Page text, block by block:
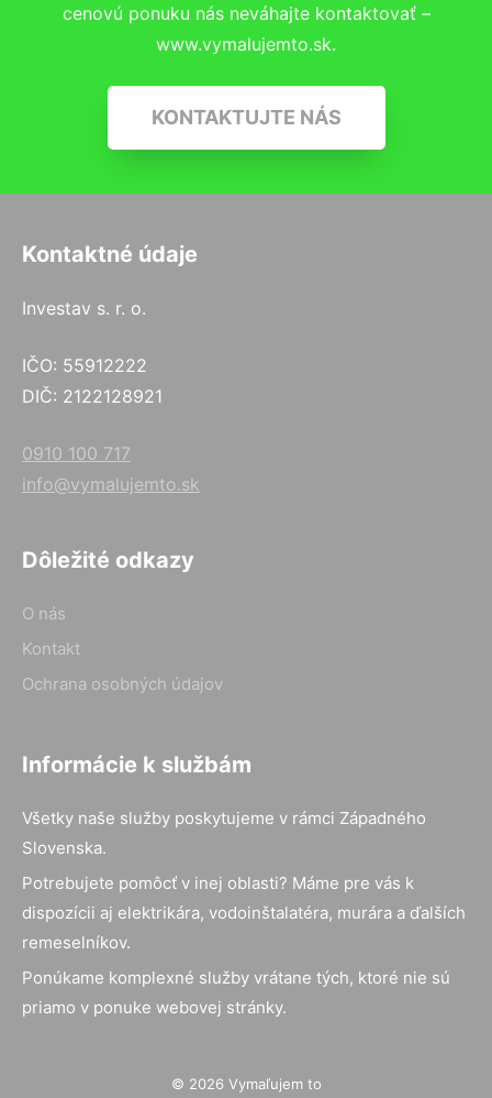
cenovú ponuku nás neváhajte kontaktovať –
www.vymalujemto.sk.
KONTAKTUJTE NÁS
Kontaktné údaje
Investav s. r. o.
IČO: 55912222
DIČ: 2122128921
0910 100 717
info@vymalujemto.sk
Dôležité odkazy
O nás
Kontakt
Ochrana osobných údajov
Informácie k službám
Všetky naše služby poskytujeme v rámci Západného
Slovenska.
Potrebujete pomôcť v inej oblasti? Máme pre vás k
dispozícii aj elektrikára, vodoinštalatéra, murára a ďalších
remeselníkov.
Ponúkame komplexné služby vrátane tých, ktoré nie sú
priamo v ponuke webovej stránky.
© 2026 Vymaľujem to